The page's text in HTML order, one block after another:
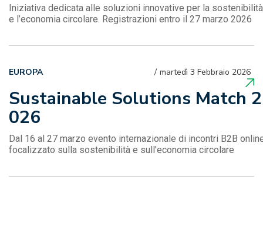
Iniziativa dedicata alle soluzioni innovative per la sostenibilità
e l’economia circolare. Registrazioni entro il 27 marzo 2026
Sustainable Solutions Match 2
026
martedì 3 Febbraio 2026
EUROPA
Dal 16 al 27 marzo evento internazionale di incontri B2B
focalizzato sulla sostenibilità e sull'economia circolare